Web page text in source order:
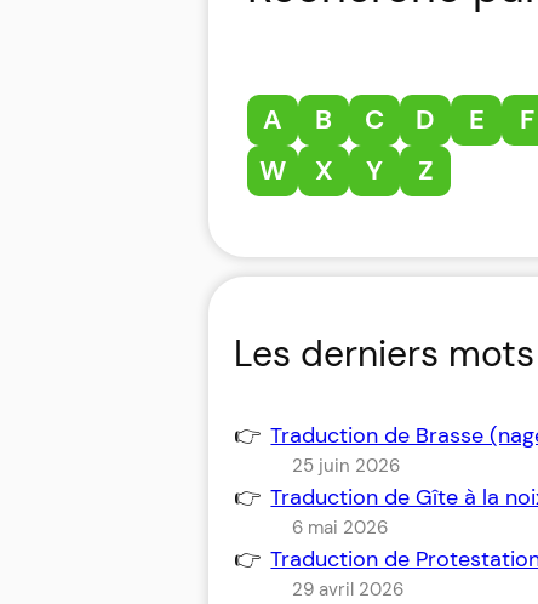
A B C D E F
W
X Y Z
Les derniers
Traduction de Brasse
25 juin 2026
Traduction de Gîte à la
6 mai 2026
Traduction de
29 avril 2026